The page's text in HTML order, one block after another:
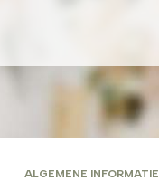
ALGEMENE INFORMATIE